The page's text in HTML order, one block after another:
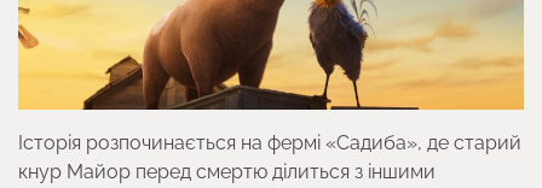
Історія розпочинається на фермі «Садиба», де старий
кнур Майор перед смертю ділиться з іншими